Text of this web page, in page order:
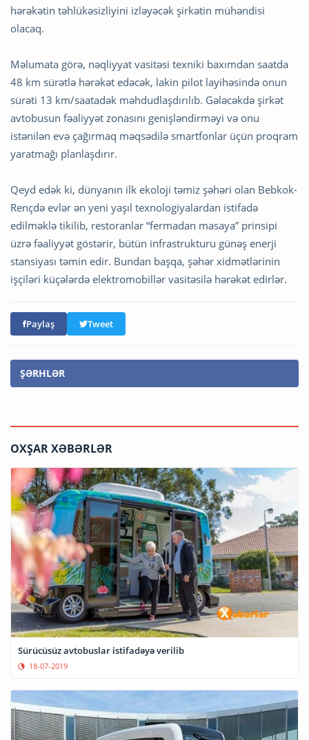
hərəkətin təhlükəsizliyini izləyəcək şirkətin mühəndisi
olacaq.
Məlumata görə, nəqliyyat vasitəsi texniki baxımdan saatda
48 km sürətlə hərəkət edəcək, lakin pilot layihəsində onun
sürəti 13 km/saatadək məhdudlaşdırılıb. Gələcəkdə şirkət
avtobusun fəaliyyət zonasını genişləndirməyi və onu
istənilən evə çağırmaq məqsədilə smartfonlar üçün proqram
yaratmağı planlaşdırır.
Qeyd edək ki, dünyanın ilk ekoloji təmiz şəhəri olan Bebkok-
Rençdə evlər ən yeni yaşıl texnologiyalardan istifadə
edilməklə tikilib, restoranlar “fermadan masaya” prinsipi
üzrə fəaliyyət göstərir, bütün infrastrukturu günəş enerji
stansiyası təmin edir. Bundan başqa, şəhər xidmətlərinin
işçiləri küçələrdə elektromobillər vasitəsilə hərəkət edirlər.
Paylaş Tweet
ŞƏRHLƏR
OXŞAR XƏBƏRLƏR
Sürücüsüz avtobuslar istifadəyə verilib
18-07-2019